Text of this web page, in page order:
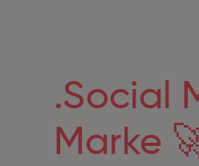
.Social
Marke